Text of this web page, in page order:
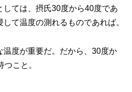
しては、摂氏30度から40度であ
て温度の測れるものであれば。
温度が重要だ。だから、30度か
こと。